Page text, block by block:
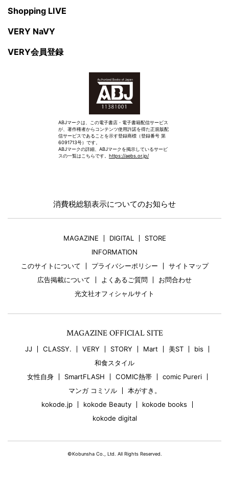
Shopping LIVE
VERY NaVY
VERY会員登録
ABJマークは、この電子書店・電子書籍配信サービス
が、著作権者からコンテンツ使用許諾を得た正規版配
信サービスであることを示す登録商標（登録番号 第
6091713号）です。
ABJマークの詳細、ABJマークを掲示しているサービ
スの一覧はこちらです。 https://aebs.or.jp/
消費税総額表示についてのお知らせ
MAGAZINE DIGITAL
STORE
INFORMATION
このサイトについて
プライバシーポリシー
サイトマップ
広告掲載について
よくあるご質問
お問合わせ
光文社オフィシャルサイト
MAGAZINE OFFICIAL SITE
JJ CLASSY. VERY STORY Mart 美ST
bis
和食スタイル
女性自身
SmartFLASH COMIC熱帯
comic Pureri
マンガ コミソル
本がすき。
kokode.jp
kokode Beauty
kokode books
kokode digital
©Kobunsha Co., Ltd. All Rights Reserved.